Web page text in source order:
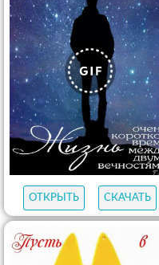
ОТКРЫТЬ СКАЧАТЬ